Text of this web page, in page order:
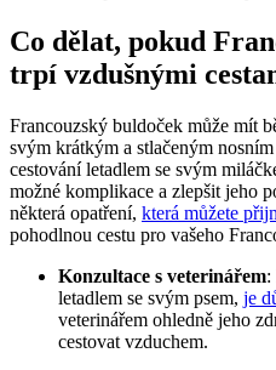
Co dělat, pokud
trpí vzdušnými
Francouzský buldoček může mít
svým krátkým a stlačeným
cestování letadlem se svým
možné komplikace a zlepšit jeho
některá opatření, která můžete
pohodlnou cestu pro vašeho
Konzultace s veterinářem:
letadlem se svým psem, je
veterinářem ohledně jeho
cestovat vzduchem.